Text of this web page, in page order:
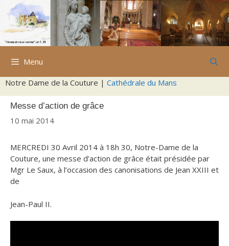
Aller
contenu
Menu
Notre Dame de la Couture | Cathédrale du Mans
Messe d’action de grâce
10 mai 2014
MERCREDI 30 Avril 2014 à 18h 30, Notre-Dame de la
Couture, une messe d’action de grâce était présidée par
Mgr Le Saux, à l’occasion des canonisations de Jean XXIII et
de
Jean-Paul II.